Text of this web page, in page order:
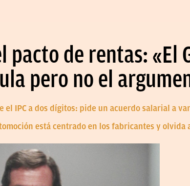
pacto de rentas: «El
pero no el
el IPC a dos dígitos: pide un acuerdo salarial a
está centrado en los fabricantes y olvida